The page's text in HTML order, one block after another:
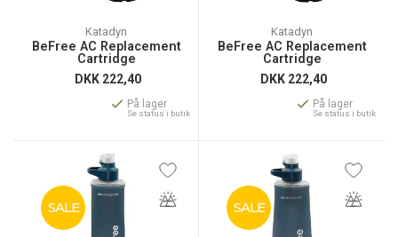
Katadyn
BeFree AC Replacement
Cartridge
DKK 222,40
På lager
Se status i butik
Katadyn
BeFree AC Replacement
Cartridge
DKK 222,40
På lager
Se status i butik
SALE SALE